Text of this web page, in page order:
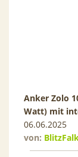
Anker Zolo
Watt) mit
06.06.2025
von: